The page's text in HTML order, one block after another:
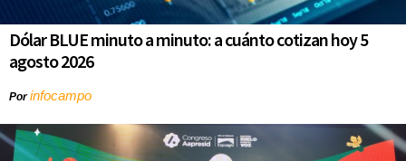
Dólar BLUE minuto a minuto: a cuánto cotizan hoy 5
agosto 2026
Porinfocampo